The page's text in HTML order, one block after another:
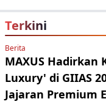
Terkini
Berita
MAXUS Hadirkan
Luxury' di GIIAS
Jajaran Premium